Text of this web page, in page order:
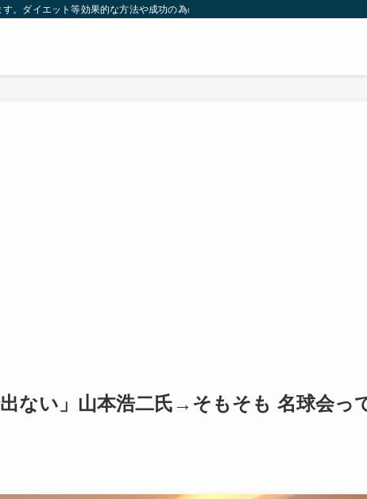
。ダイエット等効果的な方法や成功の為の秘訣等。太ったり悩んでいる方々が
ない」山本浩二氏→そもそも 名球会っ